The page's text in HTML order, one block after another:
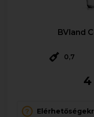
BVland
0,7
4